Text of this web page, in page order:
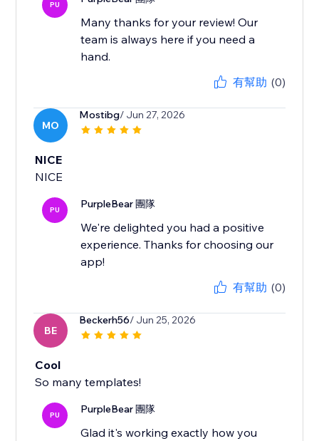
PU
Many thanks for your review! Our
team is always here if you need a
hand.
有幫助 (0)
MO
Mostibg/ Jun 27, 2026
NICE
NICE
PU PurpleBear 團隊
We're delighted you had a positive
experience. Thanks for choosing our
app!
有幫助 (0)
BE
Beckerh56/ Jun 25, 2026
Cool
So many templates!
PU PurpleBear 團隊
Glad it's working exactly how you